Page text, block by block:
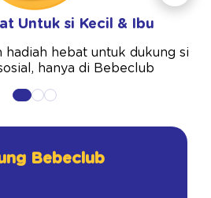
Untuk si Kecil & Ibu
hadiah hebat untuk dukung si
hanya di Bebeclub
Bebeclub